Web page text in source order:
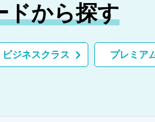
上海特集
ドから探す
ビジネスクラス プレミア